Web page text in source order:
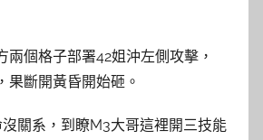
兩個格子部署42姐沖左側攻擊，
果斷開黃昏開始砸。
關系，到瞭M3大哥這裡開三技能